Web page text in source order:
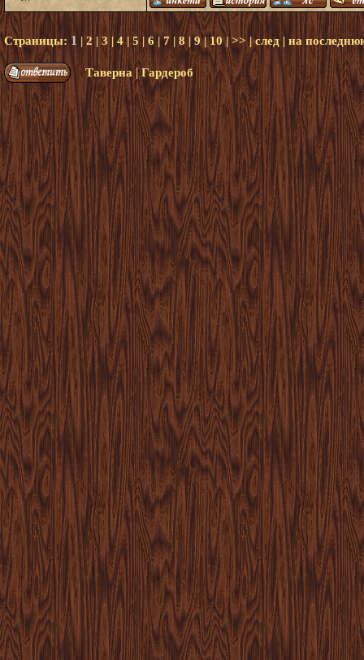
Страницы: 1 |2 | 3| 4|5 | 6 |7 |8| 9|10|>> |след | на
Таверна|Гардероб